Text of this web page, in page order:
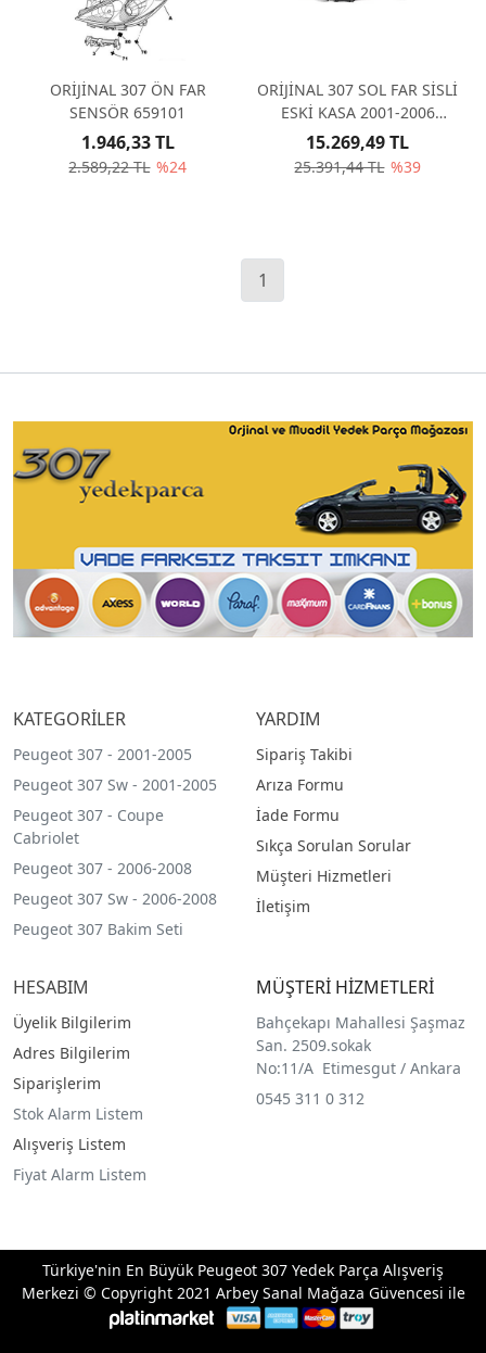
ORİJİNAL 307 ÖN FAR
SENSÖR 659101
2.589,22 TL %24
1.946,33 TL
ORİJİNAL 307 SOL FAR SİSLİ
ESKİ KASA 2001-2006
6204Z3
25.391,44 TL %39
15.269,49 TL
1
KATEGORİLER
Peugeot 307 - 2001-2005
Peugeot 307 Sw - 2001-2005
Peugeot 307 - Coupe
Cabriolet
Peugeot 307 - 2006-2008
Peugeot 307 Sw - 2006-2008
Peugeot 307 Bakim Seti
YARDIM
Sipariş Takibi
Arıza Formu
İade Formu
Sıkça Sorulan Sorular
Müşteri Hizmetleri
İletişim
HESABIM
Üyelik Bilgilerim
Adres Bilgilerim
Siparişlerim
Stok Alarm Listem
Alışveriş Listem
Fiyat Alarm Listem
MÜŞTERİ HİZMETLERİ
Bahçekapı Mahallesi Şaşmaz
San. 2509.sokak
No:11/A Etimesgut / Ankara
0545 311 0 312
Türkiye'nin En Büyük Peugeot 307 Yedek Parça Alışveriş
Merkezi © Copyright 2021 Arbey Sanal Mağaza Güvencesi ile